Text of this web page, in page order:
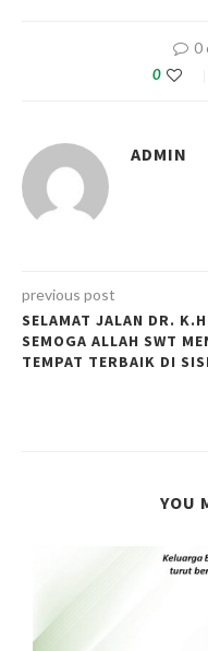
0
0
ADMIN
previous post
SELAMAT JALAN DR.
SEMOGA ALLAH SWT
TEMPAT TERBAIK DI
YOU